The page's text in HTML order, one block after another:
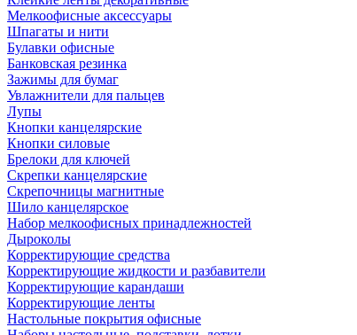
Мелкоофисные аксессуары
Шпагаты и нити
Булавки офисные
Банковская резинка
Зажимы для бумаг
Увлажнители для пальцев
Лупы
Кнопки канцелярские
Кнопки силовые
Брелоки для ключей
Скрепки канцелярские
Скрепочницы магнитные
Шило канцелярское
Набор мелкоофисных принадлежностей
Дыроколы
Корректирующие средства
Корректирующие жидкости и разбавители
Корректирующие карандаши
Корректирующие ленты
Настольные покрытия офисные